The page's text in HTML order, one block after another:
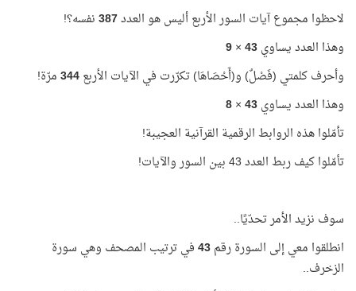
لاحظوا مجموع آيات السور الأربع أليس هو العدد387نفسه؟!
وهذا العدد يساوي43
×
9
وأحرف كلمتي (فَصْلٌ) و(أَحْصَاهَا) تكرّرت في الآيات الأربع344مرّة!
وهذا العدد يساوي43
×
8
تأمّلوا هذه الروابط الرقمية القرآنية العجيبة!
تأمّلوا كيف ربط العدد 43 بين السور والآيات!
سوف نزيد الأمر تحدّيًا..
انطلقوا معي إلى السورة رقم43في ترتيب المصحف وهي سورة
الزخرف..